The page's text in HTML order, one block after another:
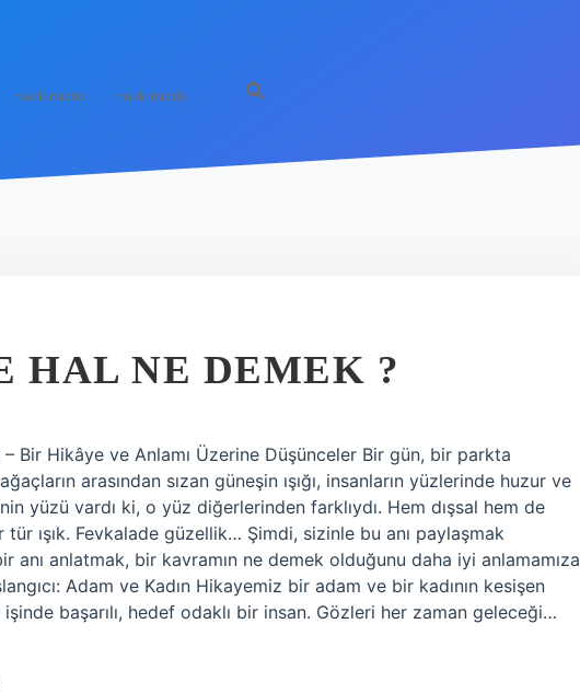
Hakkımızda Hakkımızda
HAL NE DEMEK ?
Bir Hikâye ve Anlamı Üzerine Düşünceler Bir gün, bir parkta
arasından sızan güneşin ışığı, insanların yüzlerinde huzur ve
yüzü vardı ki, o yüz diğerlerinden farklıydı. Hem dışsal hem de
ışık. Fevkalade güzellik… Şimdi, sizinle bu anı paylaşmak
anı anlatmak, bir kavramın ne demek olduğunu daha iyi anlamamıza
Adam ve Kadın Hikayemiz bir adam ve bir kadının kesişen
işinde başarılı, hedef odaklı bir insan. Gözleri her zaman geleceği…